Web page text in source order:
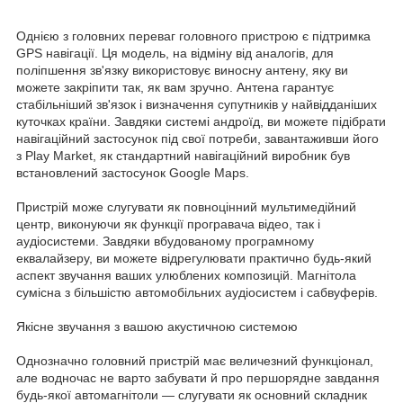
Однією з головних переваг головного пристрою є підтримка
GPS навігації. Ця модель, на відміну від аналогів, для
поліпшення зв'язку використовує виносну антену, яку ви
можете закріпити так, як вам зручно. Антена гарантує
стабільніший зв'язок і визначення супутників у найвідданіших
куточках країни. Завдяки системі андроїд, ви можете підібрати
навігаційний застосунок під свої потреби, завантаживши його
з Play Market, як стандартний навігаційний виробник був
встановлений застосунок Google Maps.
Пристрій може слугувати як повноцінний мультимедійний
центр, виконуючи як функції програвача відео, так і
аудіосистеми. Завдяки вбудованому програмному
еквалайзеру, ви можете відрегулювати практично будь-який
аспект звучання ваших улюблених композицій. Магнітола
сумісна з більшістю автомобільних аудіосистем і сабвуферів.
Якісне звучання з вашою акустичною системою
Однозначно головний пристрій має величезний функціонал,
але водночас не варто забувати й про першорядне завдання
будь-якої автомагнітоли — слугувати як основний складник